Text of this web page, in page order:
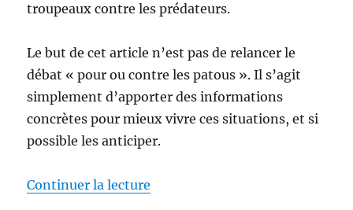
troupeaux contre les prédateurs.
Le but de cet article n’est pas de relancer le
débat « pour ou contre les patous ». Il s’agit
simplement d’apporter des informations
concrètes pour mieux vivre ces situations, et si
possible les anticiper.
Continuer la lecture